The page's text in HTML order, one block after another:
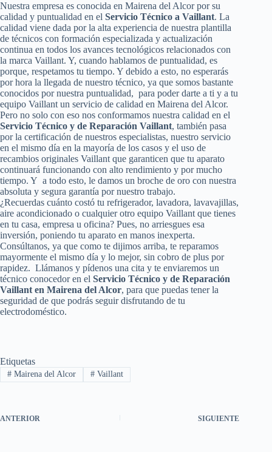
Nuestra empresa es conocida en Mairena del Alcor por su
calidad y puntualidad en el Servicio Técnico a Vaillant. La
calidad viene dada por la alta experiencia de nuestra plantilla
de técnicos con formación especializada y actualización
continua en todos los avances tecnológicos relacionados con
la marca Vaillant. Y, cuando hablamos de puntualidad, es
porque, respetamos tu tiempo. Y debido a esto, no esperarás
por hora la llegada de nuestro técnico, ya que somos bastante
conocidos por nuestra puntualidad, para poder darte a ti y a tu
equipo Vaillant un servicio de calidad en Mairena del Alcor.
Pero no solo con eso nos conformamos nuestra calidad en el
Servicio Técnico y de Reparación Vaillant, también pasa
por la certificación de nuestros especialistas, nuestro servicio
en el mismo día en la mayoría de los casos y el uso de
recambios originales Vaillant que garanticen que tu aparato
continuará funcionando con alto rendimiento y por mucho
tiempo. Y a todo esto, le damos un broche de oro con nuestra
absoluta y segura garantía por nuestro trabajo.
¿Recuerdas cuánto costó tu refrigerador, lavadora, lavavajillas,
aire acondicionado o cualquier otro equipo Vaillant que tienes
en tu casa, empresa u oficina? Pues, no arriesgues esa
inversión, poniendo tu aparato en manos inexperta.
Consúltanos, ya que como te dijimos arriba, te reparamos
mayormente el mismo día y lo mejor, sin cobro de plus por
rapidez. Llámanos y pídenos una cita y te enviaremos un
técnico conocedor en el Servicio Técnico y de Reparación
Vaillant en Mairena del Alcor, para que puedas tener la
seguridad de que podrás seguir disfrutando de tu
electrodoméstico.
Etiquetas
#Mairena del Alcor #Vaillant
ANTERIOR SIGUIENTE